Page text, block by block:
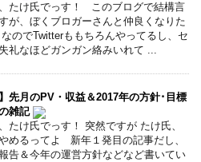
たけ氏でっす！ このブログで結構言
が、ぼくブロガーさんと仲良くなりた
のでTwitterももちろんやってるし、セ
礼なほどガンガン絡みいれて ...
】先月のPV・収益＆2017年の方針･目標
雑記
たけ氏でっす！ 突然ですが たけ氏、
めるってよ 新年１発目の記事だし、
告＆今年の運営方針などなど書いてい